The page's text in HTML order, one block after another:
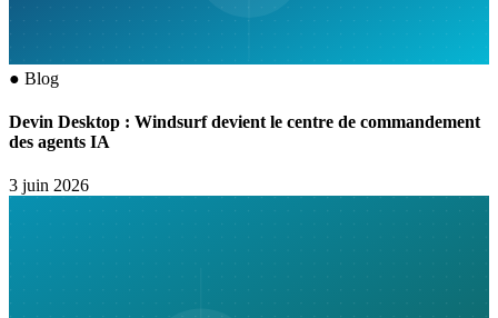
● Blog
Devin Desktop : Windsurf devient le centre de commandement
des agents IA
3 juin 2026